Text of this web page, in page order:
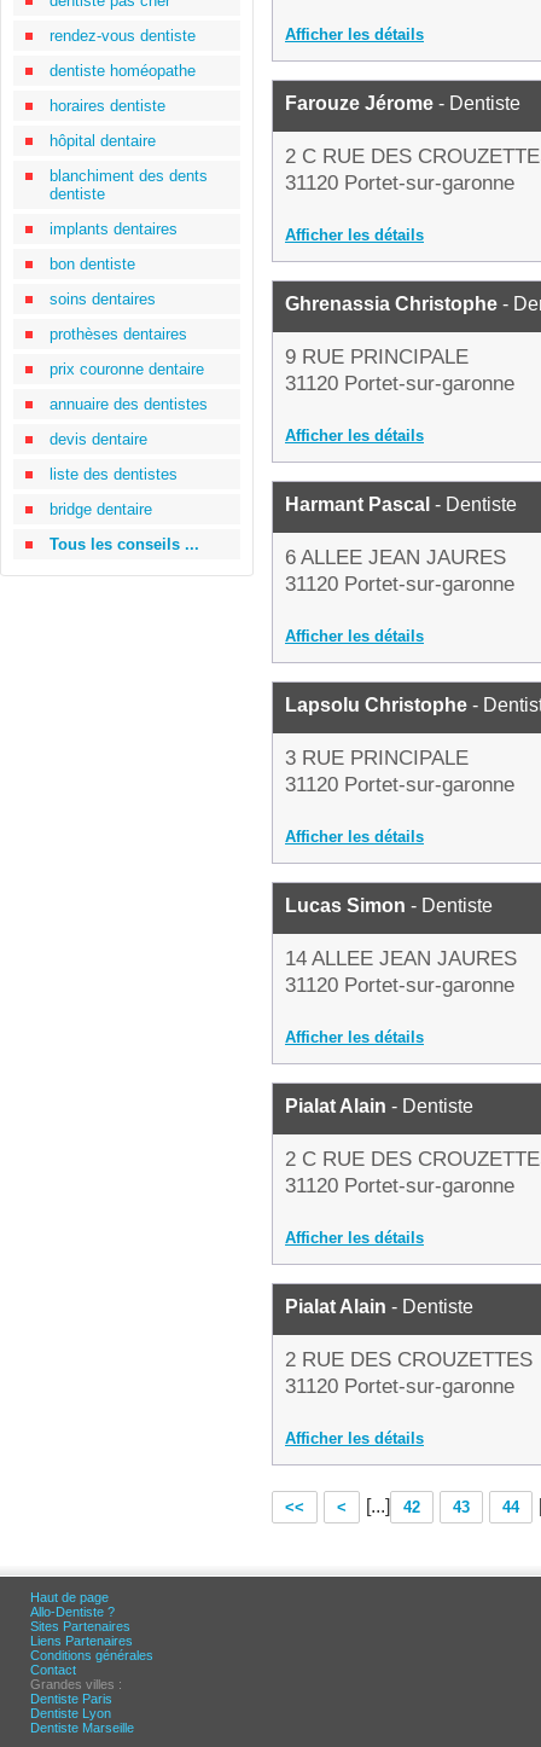
rendez-vous dentiste
dentiste homéopathe
horaires dentiste
hôpital dentaire
blanchiment des dents
dentiste
implants dentaires
bon dentiste
soins dentaires
prothèses dentaires
prix couronne dentaire
annuaire des dentistes
devis dentaire
liste des dentistes
bridge dentaire
Tous les conseils ...
Afficher les détails
Farouze Jérome - Dentiste
2 C RUE DES
31120 Portet-sur-garonne
Afficher les détails
Ghrenassia Christophe -
9 RUE PRINCIPALE
31120 Portet-sur-garonne
Afficher les détails
Harmant Pascal - Dentiste
6 ALLEE JEAN JAURES
31120 Portet-sur-garonne
Afficher les détails
Lapsolu Christophe -
3 RUE PRINCIPALE
31120 Portet-sur-garonne
Afficher les détails
Lucas Simon - Dentiste
14 ALLEE JEAN JAURES
31120 Portet-sur-garonne
Afficher les détails
Pialat Alain - Dentiste
2 C RUE DES
31120 Portet-sur-garonne
Afficher les détails
Pialat Alain - Dentiste
2 RUE DES CROUZETTES
31120 Portet-sur-garonne
Afficher les détails
<< < [...] 42 43 44
Haut de page
Allo-Dentiste ?
Sites Partenaires
Liens Partenaires
Conditions générales
Contact
Grandes villes :
Dentiste Paris
Dentiste Lyon
Dentiste Marseille